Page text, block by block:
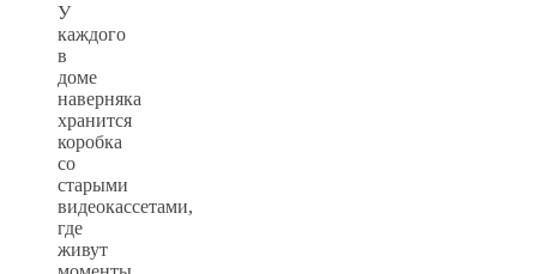
У
каждого
в
доме
наверняка
хранится
коробка
со
старыми
видеокассетами,
где
живут